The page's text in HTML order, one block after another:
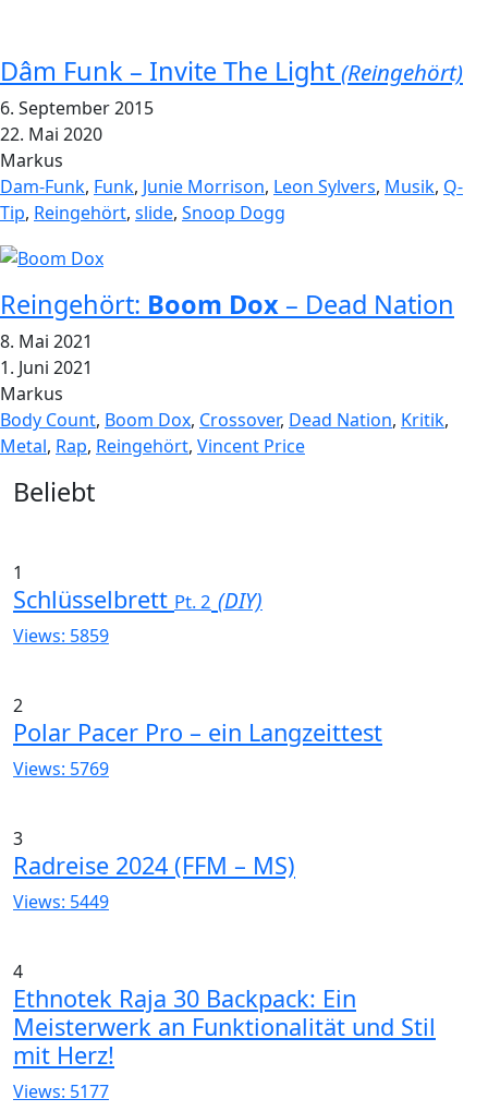
Dâm Funk – Invite The Light (Reingehört)
6. September 2015
22. Mai 2020
Markus
Dam-Funk, Funk, Junie Morrison, Leon Sylvers, Musik, Q-
Tip, Reingehört, slide, Snoop Dogg
Reingehört: Boom Dox – Dead Nation
8. Mai 2021
1. Juni 2021
Markus
Body Count, Boom Dox, Crossover, Dead Nation, Kritik,
Metal, Rap, Reingehört, Vincent Price
Widgets
Beliebt
1
Schlüsselbrett Pt. 2 (DIY)
Views: 5859
2
Polar Pacer Pro – ein Langzeittest
Views: 5769
3
Radreise 2024 (FFM – MS)
Views: 5449
4
Ethnotek Raja 30 Backpack: Ein
Meisterwerk an Funktionalität und Stil
mit Herz!
Views: 5177